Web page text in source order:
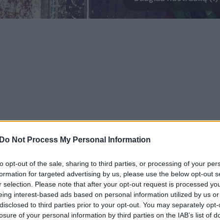
Do Not Process My Personal Information
opt-out of the sale, sharing to third parties, or processing of your
for targeted advertising by us, please use the below opt-out
selection. Please note that after your opt-out request is processed
interest-based ads based on personal information utilized by us
to third parties prior to your opt-out. You may separately
of your personal information by third parties on the IAB’s list of
nelabai gražių, bet iš jų kepiniai patys
galite bandyti pakeisti kiaušinius kitais
irgi bus skanu, tad jei neturite ar